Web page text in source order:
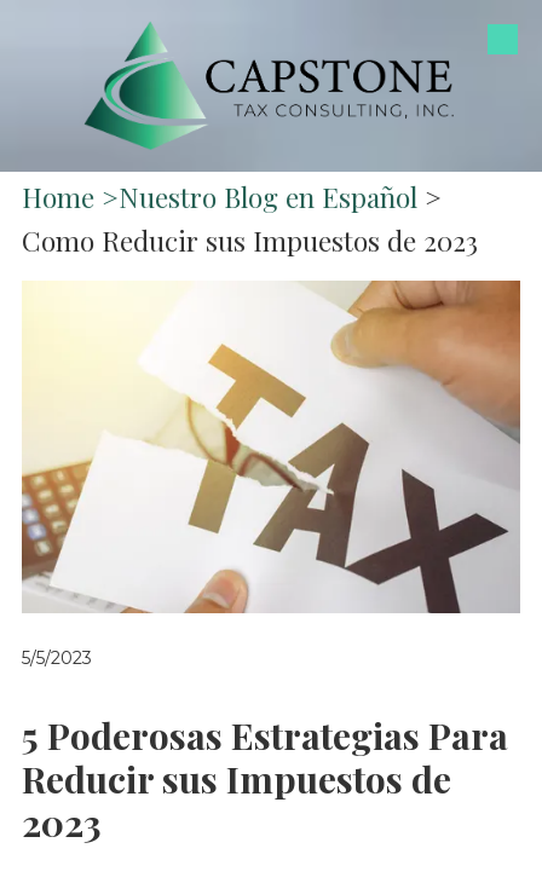
Skip to content
Home >Nuestro Blog en Español >
Como Reducir sus Impuestos de 2023
5/5/2023
5 Poderosas Estrategias Para
Reducir sus Impuestos de
2023